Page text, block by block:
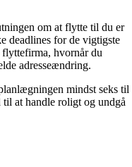
om at flytte til du er
deadlines for de vigtigste
hvornår du
adresseændring.
mindst seks til
at handle roligt og undgå